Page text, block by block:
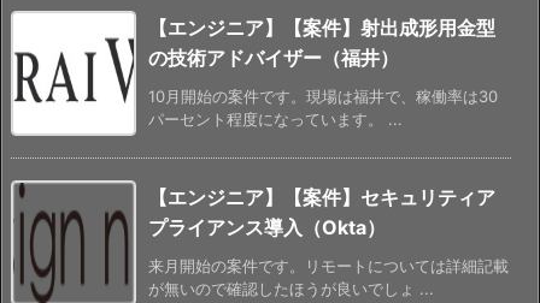
【エンジニア】【案件】射出成形用金型
の技術アドバイザー（福井）
10月開始の案件です。現場は福井で、稼働率は30
パーセント程度になっています。 ...
【エンジニア】【案件】セキュリティア
プライアンス導入（Okta）
来月開始の案件です。リモートについては詳細記載
が無いので確認したほうが良いでしょ ...